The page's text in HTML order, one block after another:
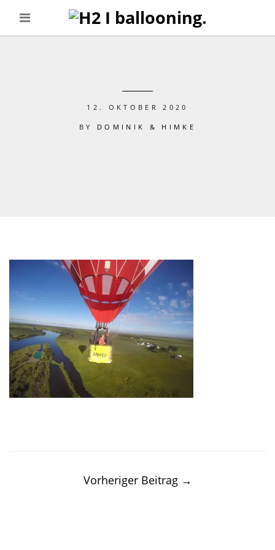
12. OKTOBER 2020
BY DOMINIK & HIMKE
navigationVorheriger Beitrag →